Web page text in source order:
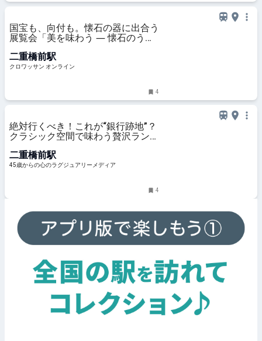
国宝も、向付も。懐石の器に出合う
展覧会「美を味わう ― 懐石のうつ
ワッサン オンライン
二重橋前駅
クロワッサン オンライン
4
絶対行くべき！これが“銀行跡地”？
クラシック空間で味わう贅沢ラン
二重橋前駅
45歳からの心のラグジュアリーメディア
4